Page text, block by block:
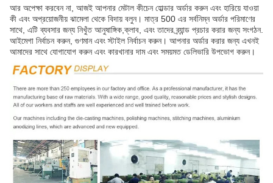
আর অপেক্ষা করবেন না, আজই আপনার মেটাল কীচেন হোল্ডার অর্ডার করুন এবং হারিয়ে যাওয়া
কী এবং অপ্রয়োজনীয় ঝামেলা থেকে বিদায় বলুন। মাত্র 500 এর সর্বনিম্ন অর্ডার পরিমাণের
সাথে, এটি ব্যবসার জন্য নিখুঁত আনুষাঙ্গিক,ক্লাব, এবং তাদের ব্র্যান্ড প্রচার করার জন্য সংগঠন.
আইমেগা নির্বাচন করুন, গুণমান এবং স্টাইল নির্বাচন করুন। আপনার অর্ডার করার জন্য এখনই
আমাদের সাথে যোগাযোগ করুন এবং কারখানার দাম এবং সময়মত ডেলিভারি উপভোগ করুন।